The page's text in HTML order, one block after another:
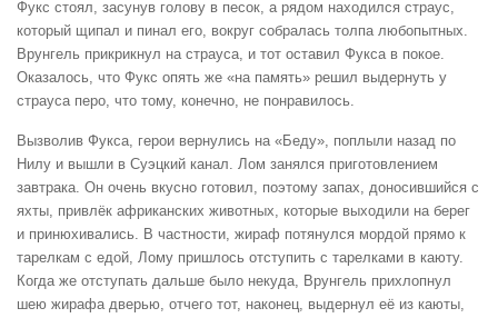
Фукс стоял, засунув голову в песок, а рядом находился страус,
который щипал и пинал его, вокруг собралась толпа любопытных.
Врунгель прикрикнул на страуса, и тот оставил Фукса в покое.
Оказалось, что Фукс опять же «на память» решил выдернуть у
страуса перо, что тому, конечно, не понравилось.
Вызволив Фукса, герои вернулись на «Беду», поплыли назад по
Нилу и вышли в Суэцкий канал. Лом занялся приготовлением
завтрака. Он очень вкусно готовил, поэтому запах, доносившийся с
яхты, привлёк африканских животных, которые выходили на берег
и принюхивались. В частности, жираф потянулся мордой прямо к
тарелкам с едой, Лому пришлось отступить с тарелками в каюту.
Когда же отступать дальше было некуда, Врунгель прихлопнул
шею жирафа дверью, отчего тот, наконец, выдернул её из каюты,